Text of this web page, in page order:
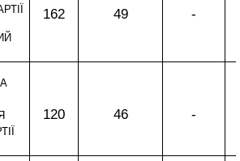
162 49 -
120 46 -